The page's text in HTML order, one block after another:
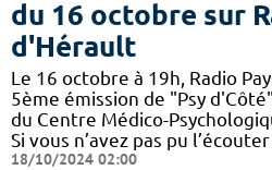
du 16 octobre sur
d'Hérault
Le 16 octobre à 19h, Radio
5ème émission de "Psy
du Centre Médico-
Si vous n’avez pas pu
18/10/2024 02:00